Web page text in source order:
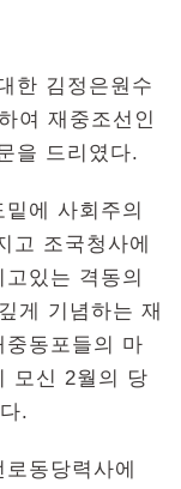
한 김정은원수
여 재중조선인
을 드리였다.
에 사회주의
고 조국청사에
있는 격동의
게 기념하는 재
동포들의 마
모신 2월의 당
.
동당력사에